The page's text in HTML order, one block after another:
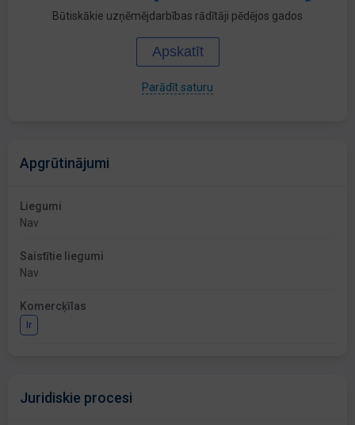
Būtiskākie uzņēmējdarbības rādītāji pēdējos gados
Apskatīt
Parādīt saturu
Apgrūtinājumi
Liegumi
Nav
Saistītie liegumi
Nav
Komercķīlas
Ir
Juridiskie procesi